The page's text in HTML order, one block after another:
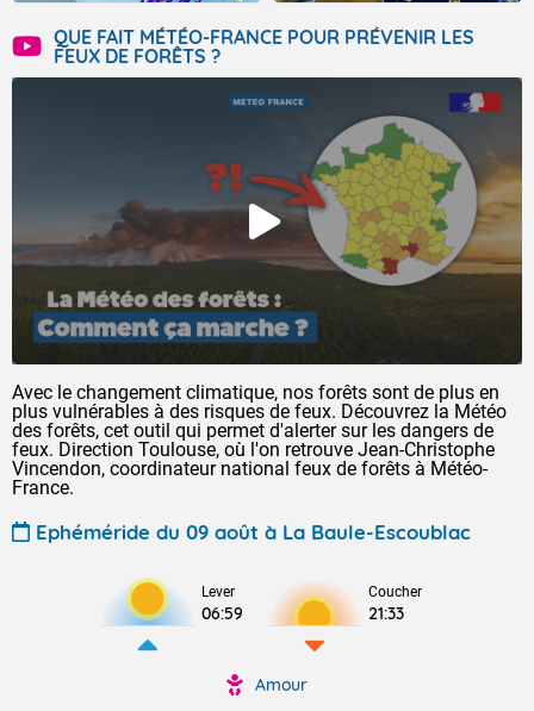
QUE FAIT MÉTÉO-FRANCE POUR PRÉVENIR LES
FEUX DE FORÊTS ?
Avec le changement climatique, nos forêts sont de plus en
plus vulnérables à des risques de feux. Découvrez la Météo
des forêts, cet outil qui permet d'alerter sur les dangers de
feux. Direction Toulouse, où l'on retrouve Jean-Christophe
Vincendon, coordinateur national feux de forêts à Météo-
France.
Ephéméride du 09 août à La Baule-Escoublac
Lever
06:59
Coucher
21:33
Amour